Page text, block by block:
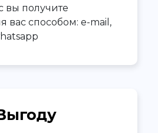
вы получите
вас способом: e-mail,